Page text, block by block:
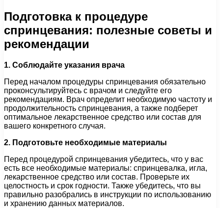
Подготовка к процедуре
спринцевания: полезные советы и
рекомендации
1. Соблюдайте указания врача
Перед началом процедуры спринцевания обязательно
проконсультируйтесь с врачом и следуйте его
рекомендациям. Врач определит необходимую частоту и
продолжительность спринцевания, а также подберет
оптимальное лекарственное средство или состав для
вашего конкретного случая.
2. Подготовьте необходимые материалы
Перед процедурой спринцевания убедитесь, что у вас
есть все необходимые материалы: спринцевалка, игла,
лекарственное средство или состав. Проверьте их
целостность и срок годности. Также убедитесь, что вы
правильно разобрались в инструкции по использованию
и хранению данных материалов.